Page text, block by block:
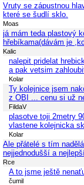
Vruty se zápustnou
které se šudlí sklo.
Moas
já mám teda plastový
hřebíkama(dávám je
Kalic
nalepit pridelat
a pak vetsim
Kolar
Ty kolejnice jsem
z OBI ... cenu si už
FildaV
plasotve toji 2metry
vlastene kolejnicka
Kolar
Ale přátelé s tím
nejjednodušší a
Rce
A to jsme ještě
čumil